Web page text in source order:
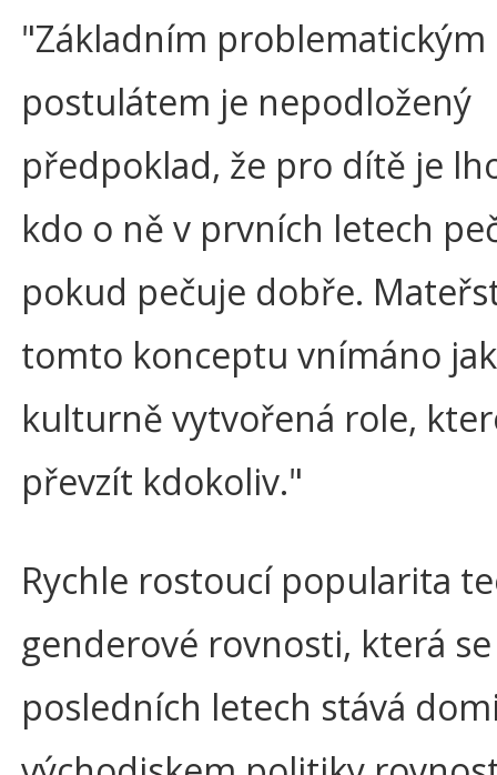
"Základním problematickým
postulátem je nepodložený
předpoklad, že pro dítě je
kdo o ně v prvních letech
pokud pečuje dobře.
tomto konceptu vnímáno
kulturně vytvořená role,
převzít kdokoliv."
Rychle rostoucí popularita
genderové rovnosti, která
posledních letech stává